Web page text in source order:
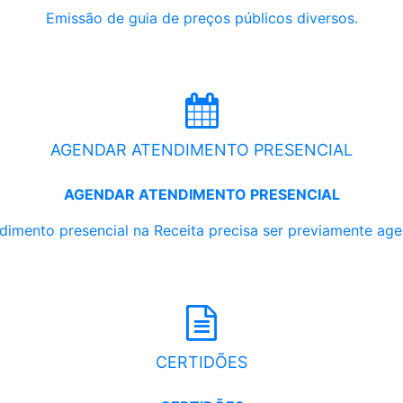
Emissão de guia de preços públicos diversos.
AGENDAR ATENDIMENTO PRESENCIAL
AGENDAR ATENDIMENTO PRESENCIAL
presencial na Receita precisa ser previamente
CERTIDÕES